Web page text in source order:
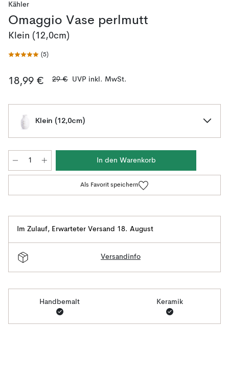
Kähler
Omaggio Vase perlmutt
Klein (12,0cm)
(5)
18,99 € 29 € UVP inkl. MwSt.
Klein (12,0cm)
In den Warenkorb
Als Favorit speichern
Im Zulauf, Erwarteter Versand 18. August
Versandinfo
Handbemalt Keramik